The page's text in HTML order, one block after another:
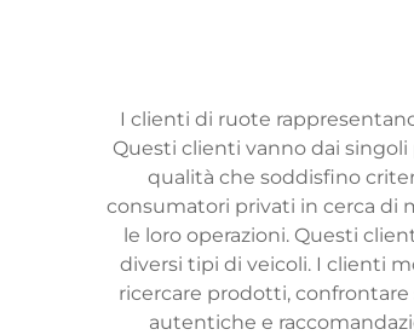
I clienti di ruote
Questi clienti vanno dai
qualità che soddisfino
consumatori privati in cerca di
le loro operazioni. Questi
diversi tipi di veicoli. I clienti
ricercare prodotti,
autentiche e